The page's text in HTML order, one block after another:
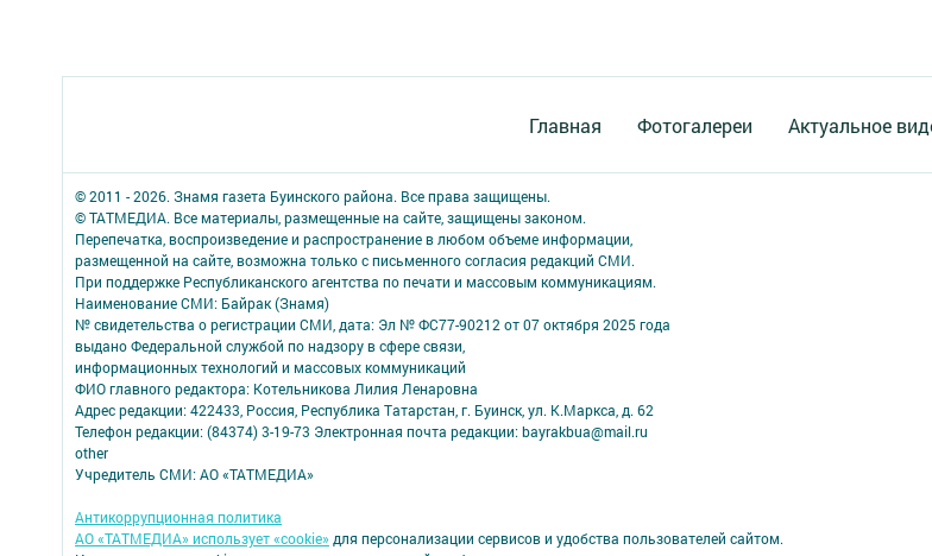
Главная Фотогалереи Актуальное
© 2011 - 2026. Знамя газета Буинского района. Все права защищены.
© ТАТМЕДИА. Все материалы, размещенные на сайте, защищены законом.
Перепечатка, воспроизведение и распространение в любом объеме информации,
размещенной на сайте, возможна только с письменного согласия редакций СМИ.
При поддержке Республиканского агентства по печати и массовым коммуникациям.
Наименование СМИ: Байрак (Знамя)
№ свидетельства о регистрации СМИ, дата: Эл № ФС77-90212 от 07 октября 2025 года
выдано Федеральной службой по надзору в сфере связи,
информационных технологий и массовых коммуникаций
ФИО главного редактора: Котельникова Лилия Ленаровна
Адрес редакции: 422433, Россия, Республика Татарстан, г. Буинск, ул. К.Маркса, д. 62
Телефон редакции: (84374) 3-19-73 Электронная почта редакции: bayrakbua@mail.ru
other
Учредитель СМИ: АО «ТАТМЕДИА»
Антикоррупционная политика
АО «ТАТМЕДИА» использует «cookie» для персонализации сервисов и удобства пользователей сайтом.